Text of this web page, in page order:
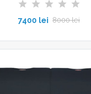
8000 lei
7400 lei